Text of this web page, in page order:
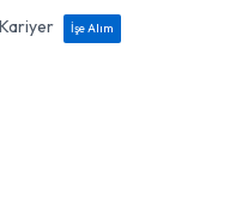
Kariyer
İşe Alım